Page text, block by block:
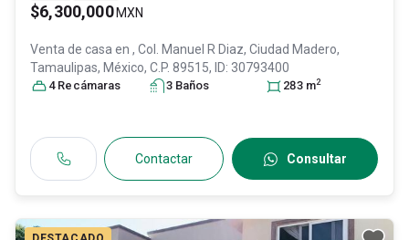
$6,300,000 MXN
Venta de casa en , Col. Manuel R Diaz, Ciudad Madero,
Tamaulipas, México, C.P. 89515, ID: 30793400
4 Recámaras 3 Baños 283 m2
Contactar Consultar